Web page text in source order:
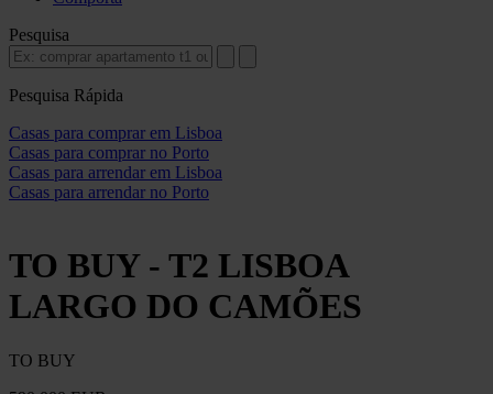
Pesquisa
Pesquisa Rápida
Casas para comprar em Lisboa
Casas para comprar no Porto
Casas para arrendar em Lisboa
Casas para arrendar no Porto
TO BUY - T2 LISBOA
LARGO DO CAMÕES
TO BUY